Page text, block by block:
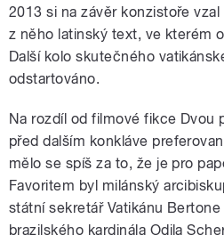
2013 si na závěr konzistoře
z něho latinský text, ve kterém
Další kolo skutečného
odstartováno.
Na rozdíl od filmové fikce Dvou
před dalším konkláve
mělo se spíš za to, že je pro
Favoritem byl milánský
státní sekretář Vatikánu Bertone
brazilského kardinála Odila